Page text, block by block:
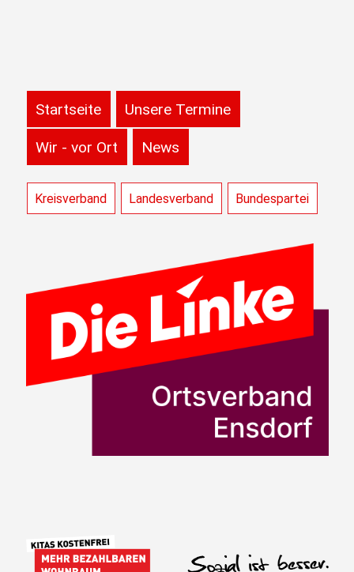
Startseite Unsere Termine
Wir - vor Ort News
Kreisverband Landesverband Bundespartei